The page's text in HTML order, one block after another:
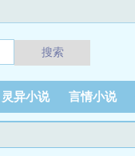
搜索
灵异小说 言情小说